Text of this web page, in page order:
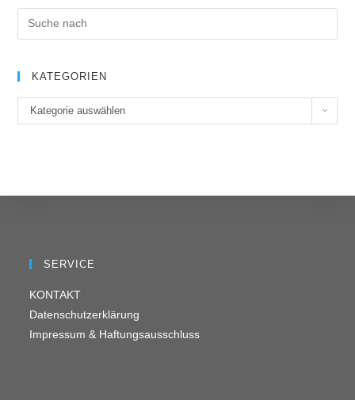
KATEGORIEN
a
o
Kategorie auswählen
SERVICE
KONTAKT
Datenschutzerklärung
Impressum & Haftungsausschluss